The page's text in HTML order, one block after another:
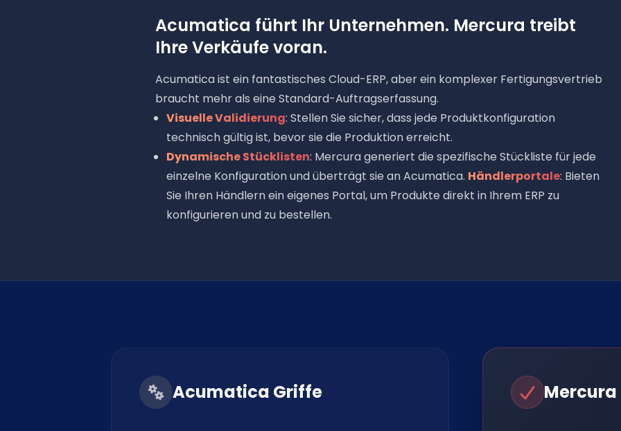
Acumatica führt Ihr Unternehmen. Mercura treibt
Ihre Verkäufe voran.
Acumatica ist ein fantastisches Cloud-ERP, aber ein komplexer Fertigungsvertrieb
braucht mehr als eine Standard-Auftragserfassung.
Visuelle Validierung: Stellen Sie sicher, dass jede Produktkonfiguration
technisch gültig ist, bevor sie die Produktion erreicht.
Dynamische Stücklisten: Mercura generiert die spezifische Stückliste für jede
einzelne Konfiguration und überträgt sie an Acumatica. Händlerportale: Bieten
Sie Ihren Händlern ein eigenes Portal, um Produkte direkt in Ihrem ERP zu
konfigurieren und zu bestellen.
Acumatica Griffe